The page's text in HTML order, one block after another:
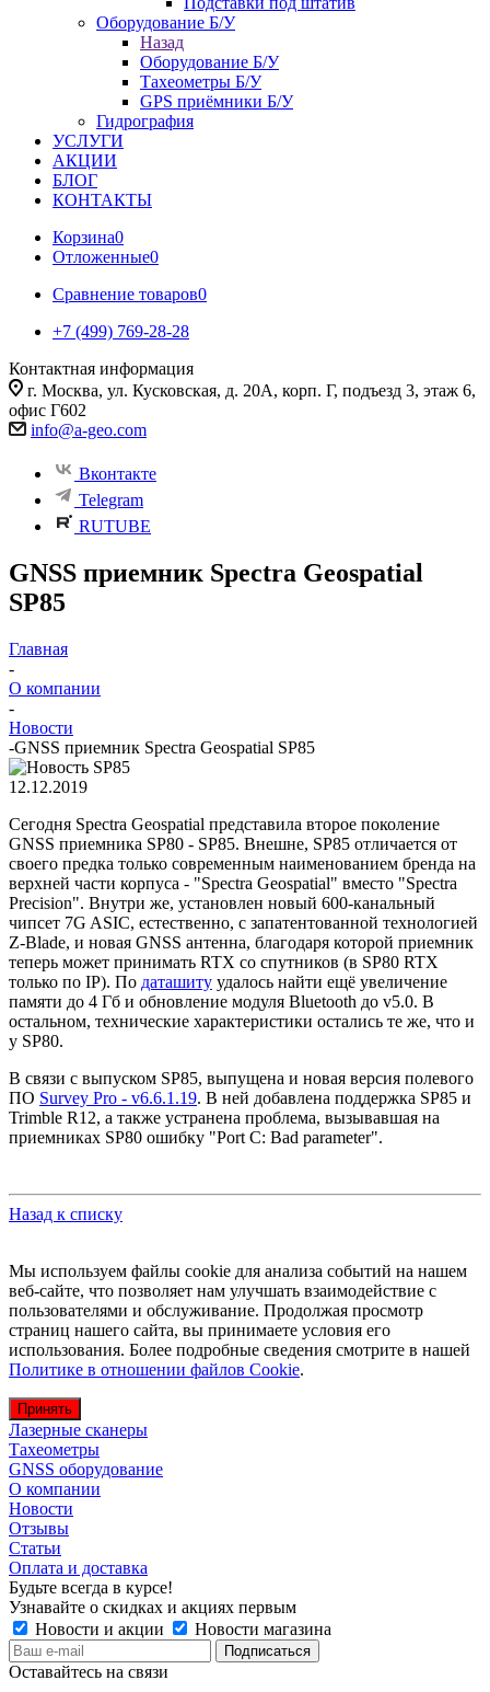
Оборудование Б/У
Назад
Оборудование Б/У
Тахеометры Б/У
GPS приёмники Б/У
Гидрография
УСЛУГИ
АКЦИИ
БЛОГ
КОНТАКТЫ
Корзина0
Отложенные0
Сравнение товаров0
+7 (499) 769-28-28
Контактная информация
г. Москва, ул. Кусковская, д. 20А, корп. Г, подъезд 3, этаж 6,
офис Г602
info@a-geo.com
Вконтакте
Telegram
RUTUBE
GNSS приемник Spectra Geospatial
SP85
Главная
-
О компании
-
Новости
-GNSS приемник Spectra Geospatial SP85
12.12.2019
Сегодня Spectra Geospatial представила второе поколение
GNSS приемника SP80 - SP85. Внешне, SP85 отличается от
своего предка только современным наименованием бренда на
верхней части корпуса - "Spectra Geospatial" вместо "Spectra
Precision". Внутри же, установлен новый 600-канальный
чипсет 7G ASIC, естественно, с запатентованной технологией
Z-Blade, и новая GNSS антенна, благодаря которой приемник
теперь может принимать RTX со спутников (в SP80 RTX
только по IP). По даташиту удалось найти ещё увеличение
памяти до 4 Гб и обновление модуля Bluetooth до v5.0. В
остальном, технические характеристики остались те же, что и
у SP80.
В связи с выпуском SP85, выпущена и новая версия полевого
ПО Survey Pro - v6.6.1.19. В ней добавлена поддержка SP85 и
Trimble R12, а также устранена проблема, вызывавшая на
приемниках SP80 ошибку "Port C: Bad parameter".
Назад к списку
Мы используем файлы cookie для анализа событий на нашем
веб-сайте, что позволяет нам улучшать взаимодействие с
пользователями и обслуживание. Продолжая просмотр
страниц нашего сайта, вы принимаете условия его
использования. Более подробные сведения смотрите в нашей
Политике в отношении файлов Cookie.
Принять
Лазерные сканеры
Тахеометры
GNSS оборудование
О компании
Новости
Отзывы
Статьи
Оплата и доставка
Будьте всегда в курсе!
Узнавайте о скидках и акциях первым
Новости и акции
Новости магазина
Оставайтесь на связи